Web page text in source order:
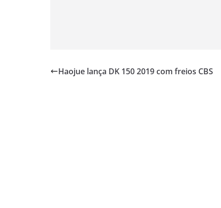
Haojue lança DK 150 2019 com freios CBS